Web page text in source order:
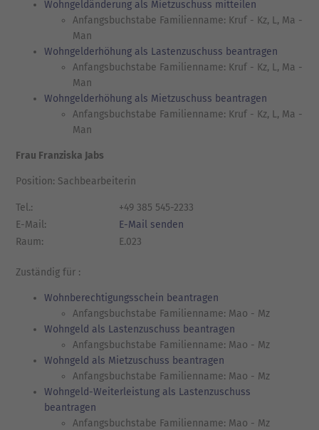
Wohngeldänderung als Mietzuschuss mitteilen
Anfangsbuchstabe Familienname: Kruf - Kz, L, Ma -
Man
Wohngelderhöhung als Lastenzuschuss beantragen
Anfangsbuchstabe Familienname: Kruf - Kz, L, Ma -
Man
Wohngelderhöhung als Mietzuschuss beantragen
Anfangsbuchstabe Familienname: Kruf - Kz, L, Ma -
Man
Frau Franziska Jabs
Position: Sachbearbeiterin
Tel.:
+49 385 545-2233
E-Mail:
E-Mail senden
Raum:
E.023
Zuständig für :
Wohnberechtigungsschein beantragen
Anfangsbuchstabe Familienname: Mao - Mz
Wohngeld als Lastenzuschuss beantragen
Anfangsbuchstabe Familienname: Mao - Mz
Wohngeld als Mietzuschuss beantragen
Anfangsbuchstabe Familienname: Mao - Mz
Wohngeld-Weiterleistung als Lastenzuschuss
beantragen
Anfangsbuchstabe Familienname: Mao - Mz